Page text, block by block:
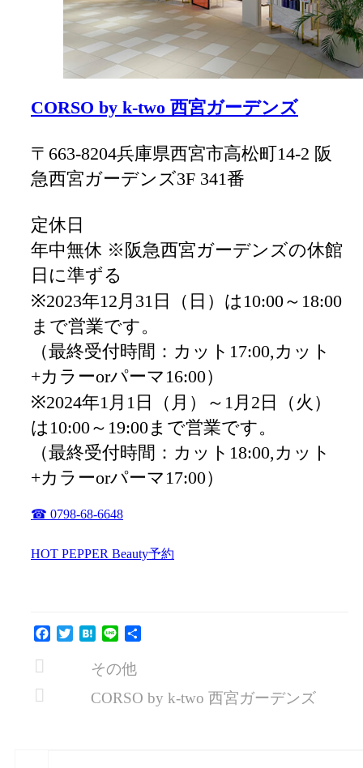
CORSO by k-two 西宮ガーデンズ
〒663-8204兵庫県西宮市高松町14-2 阪
急西宮ガーデンズ3F 341番
定休日
年中無休 ※阪急西宮ガーデンズの休館
日に準ずる
※2023年12月31日（日）は10:00～18:00
まで営業です。
（最終受付時間：カット17:00,カット
+カラーorパーマ16:00）
※2024年1月1日（月）～1月2日（火）
は10:00～19:00まで営業です。
（最終受付時間：カット18:00,カット
+カラーorパーマ17:00）
☎ 0798-68-6648
HOT PEPPER Beauty予約
FacebookTwitterHatenaLine
その他
CORSO by k-two 西宮ガーデンズ